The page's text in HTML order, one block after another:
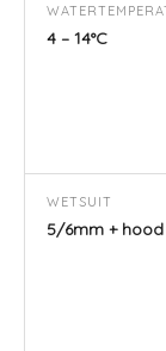
4 – 14°C
WETSUIT
5/6mm +